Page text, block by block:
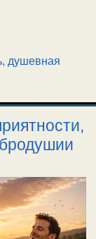
душевная